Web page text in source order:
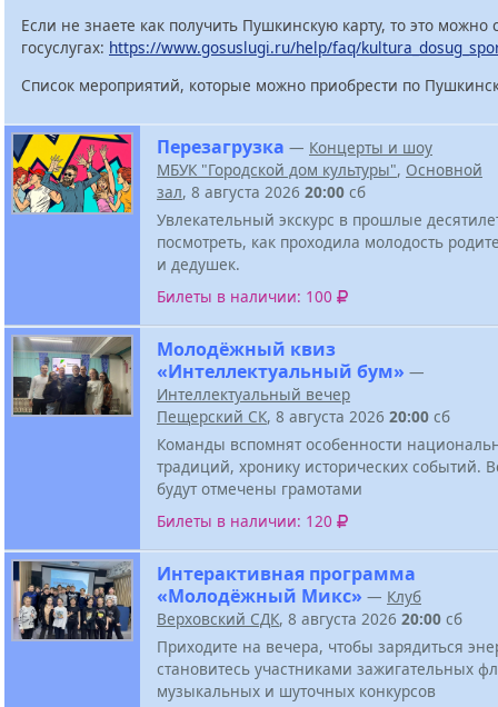
Если не знаете как получить Пушкинскую карту, то это можно
госуслугах: https://www.gosuslugi.ru/help/faq/
Список мероприятий, которые можно приобрести по
Перезагрузка — Концерты и шоу
МБУК "Городской дом культуры", Основной
зал, 8 августа 2026 20:00 сб
Увлекательный экскурс в прошлые
посмотреть, как проходила молодость
и дедушек.
Билеты в наличии: 100
Молодёжный квиз
«Интеллектуальный бум» —
Интеллектуальный вечер
Пещерский СК, 8 августа 2026 20:00 сб
Команды вспомнят особенности
традиций, хронику исторических событий.
будут отмечены грамотами
Билеты в наличии: 120
Интерактивная программа
«Молодёжный Микс» — Клуб
Верховский СДК, 8 августа 2026 20:00 сб
Приходите на вечера, чтобы зарядиться
становитесь участниками зажигательных
музыкальных и шуточных конкурсов